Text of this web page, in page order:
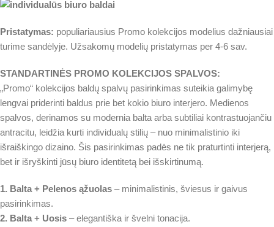
Pristatymas: populiariausius Promo kolekcijos modelius dažniausiai
turime sandėlyje. Užsakomų modelių pristatymas per 4-6 sav.
STANDARTINĖS PROMO KOLEKCIJOS SPALVOS:
„Promo“ kolekcijos baldų spalvų pasirinkimas suteikia galimybę
lengvai priderinti baldus prie bet kokio biuro interjero. Medienos
spalvos, derinamos su modernia balta arba subtiliai kontrastuojančiu
antracitu, leidžia kurti individualų stilių – nuo minimalistinio iki
išraiškingo dizaino. Šis pasirinkimas padės ne tik praturtinti interjerą,
bet ir išryškinti jūsų biuro identitetą bei išskirtinumą.
1. Balta + Pelenos ąžuolas – minimalistinis, šviesus ir gaivus
pasirinkimas.
2. Balta + Uosis – elegantiška ir švelni tonacija.